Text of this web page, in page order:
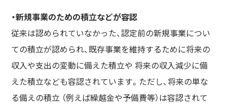
・新規事業のための積立などが容認
従来は認められていなかった、認定前の新規事業につい
ての積立が認められ、既存事業を維持するために将来の
収入や支出の変動に備えた積立や 将来の収入減少に備
えた積立なども容認されています。ただし、将来の単な
る備えの積立 （例えば繰越金や予備費等）は容認されて